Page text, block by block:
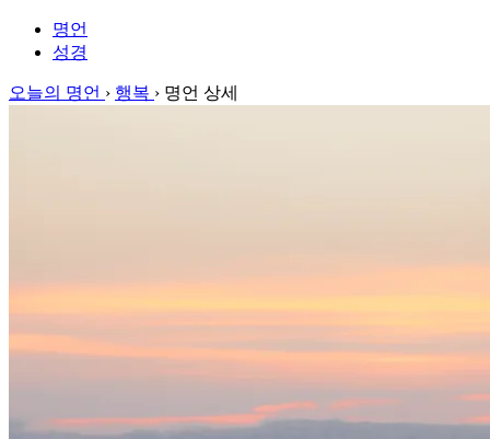
명언
성경
오늘의 명언 › 행복 › 명언 상세